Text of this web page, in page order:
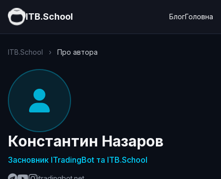
ITB.School БлогГоловна
ITB.School › Про автора
Константин Назаров
Засновник ITradingBot та ITB.School